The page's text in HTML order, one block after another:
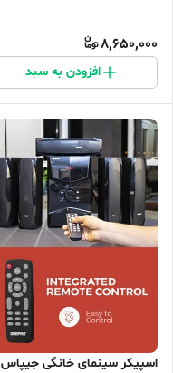
8,650,000
افزودن به سبد
اسپیکر سینمای خانگی جیپاس